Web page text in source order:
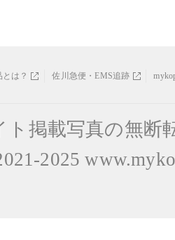
は？ 佐川急便・EMS追跡
掲載写真の無断
2025